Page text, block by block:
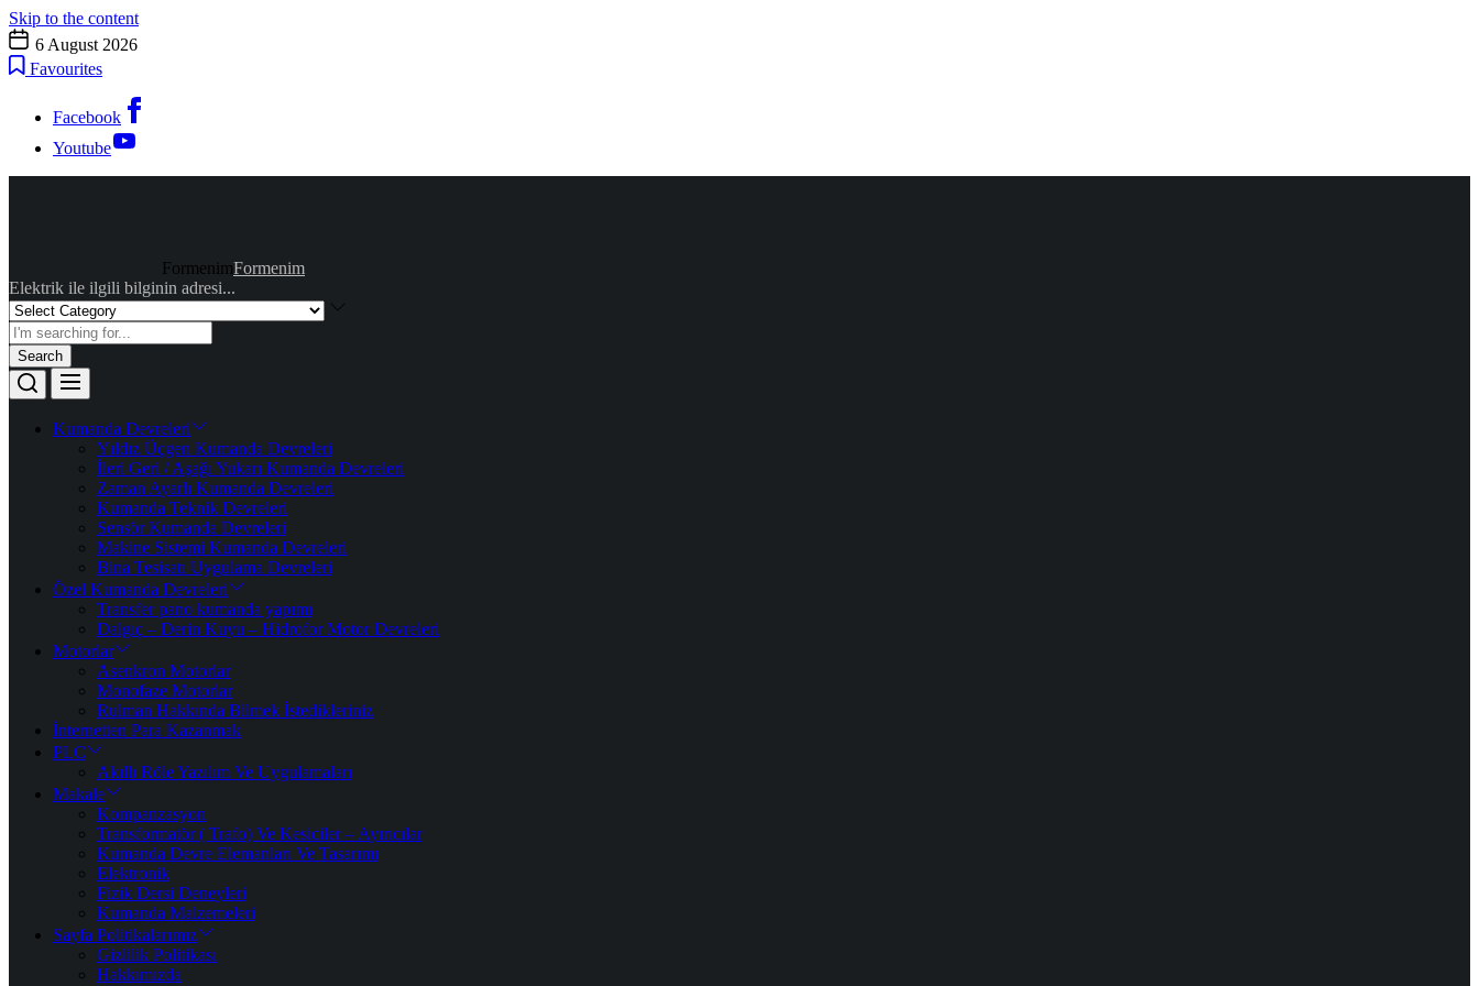
Skip to the content
6 August 2026
Favourites
Facebook
Youtube
FormenimFormenim
Elektrik ile ilgili bilginin adresi...
Search
Kumanda Devreleri
Yıldız Üçgen Kumanda Devreleri
İleri Geri / Aşağı Yukarı Kumanda Devreleri
Zaman Ayarlı Kumanda Devreleri
Kumanda Teknik Devreleri
Sensör Kumanda Devreleri
Makine Sistemi Kumanda Devreleri
Bina Tesisatı Uygulama Devreleri
Özel Kumanda Devreleri
Transfer pano kumanda yapımı
Dalgıç – Derin Kuyu – Hidrofor Motor Devreleri
Motorlar
Asenkron Motorlar
Monofaze Motorlar
Rulman Hakkında Bilmek İstedikleriniz
İnternetten Para Kazanmak
PLC
Akıllı Röle Yazılım Ve Uygulamaları
Makale
Kompanzasyon
Transformatör ( Trafo) Ve Kesiciler – Ayırıcılar
Kumanda Devre Elemanları Ve Tasarımı
Elektronik
Fizik Dersi Deneyleri
Kumanda Malzemeleri
Sayfa Politikalarımız
Gizlilik Politikası
Hakkımızda